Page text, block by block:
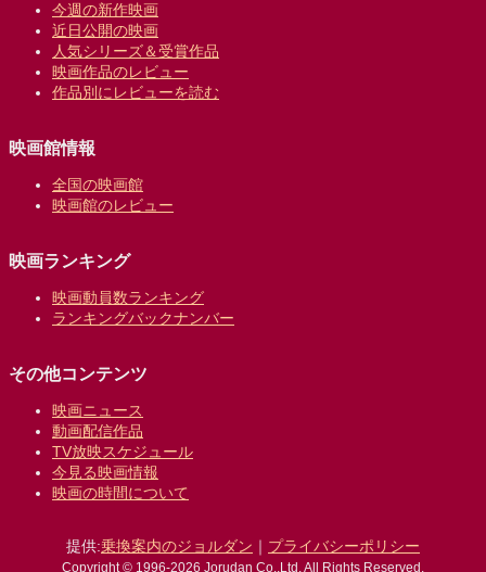
今週の新作映画
近日公開の映画
人気シリーズ＆受賞作品
映画作品のレビュー
作品別にレビューを読む
映画館情報
全国の映画館
映画館のレビュー
映画ランキング
映画動員数ランキング
ランキングバックナンバー
その他コンテンツ
映画ニュース
動画配信作品
TV放映スケジュール
今見る映画情報
映画の時間について
提供:乗換案内のジョルダン ｜ プライバシーポリシー
Copyright © 1996-2026 Jorudan Co.,Ltd. All Rights Reserved.